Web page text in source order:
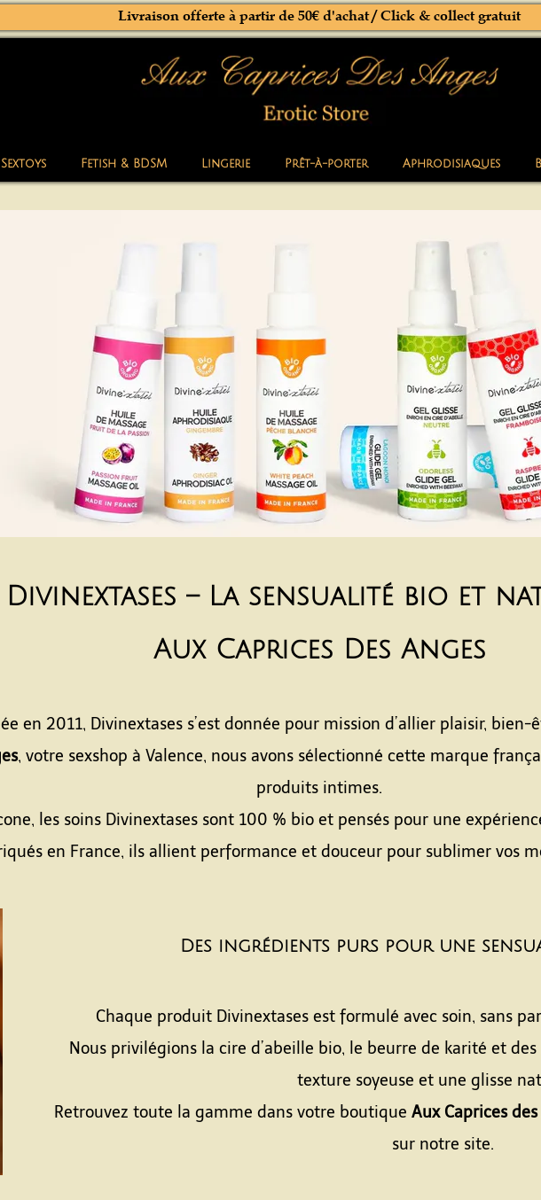
Sextoys Fetish & BDSM Lingerie Prêt-à-porter Aphrodisiaques
Livraison offerte à partir de 50€ d'achat / Click & collect gratuit
Divinextases – La sensualité bio et
Aux Caprices Des Anges
en 2011, Divinextases s’est donnée pour mission d’allier plaisir,
, votre sexshop à Valence, nous avons sélectionné cette marque
produits intimes.
les soins Divinextases sont 100 % bio et pensés pour une
en France, ils allient performance et douceur pour sublimer vos
Des ingrédients purs pour une
Chaque produit Divinextases est formulé avec soin, sans
Nous privilégions la cire d’abeille bio, le beurre de karité et
texture soyeuse et une glisse
Retrouvez toute la gamme dans votre boutique Aux Caprices
sur notre site.